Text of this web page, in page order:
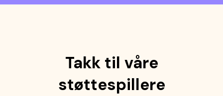
Takk til våre
støttespillere